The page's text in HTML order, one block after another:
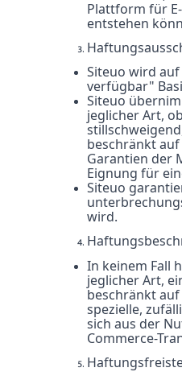
Plattform für
entstehen
Siteuo wird
verfügbar"
Siteuo
jeglicher Art,
beschränkt
Garantien der
Eignung für
Siteuo
wird.
In keinem Fall
jeglicher Art,
beschränkt
spezielle,
sich aus der
Commerce-